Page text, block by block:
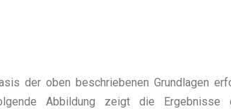
der oben beschriebenen Grundlagen
Abbildung zeigt die